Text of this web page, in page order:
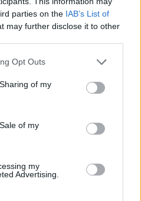
parties on the IAB’s List of
may further disclose it to other
Opt Outs
of my
of my
my
Advertising.
moc